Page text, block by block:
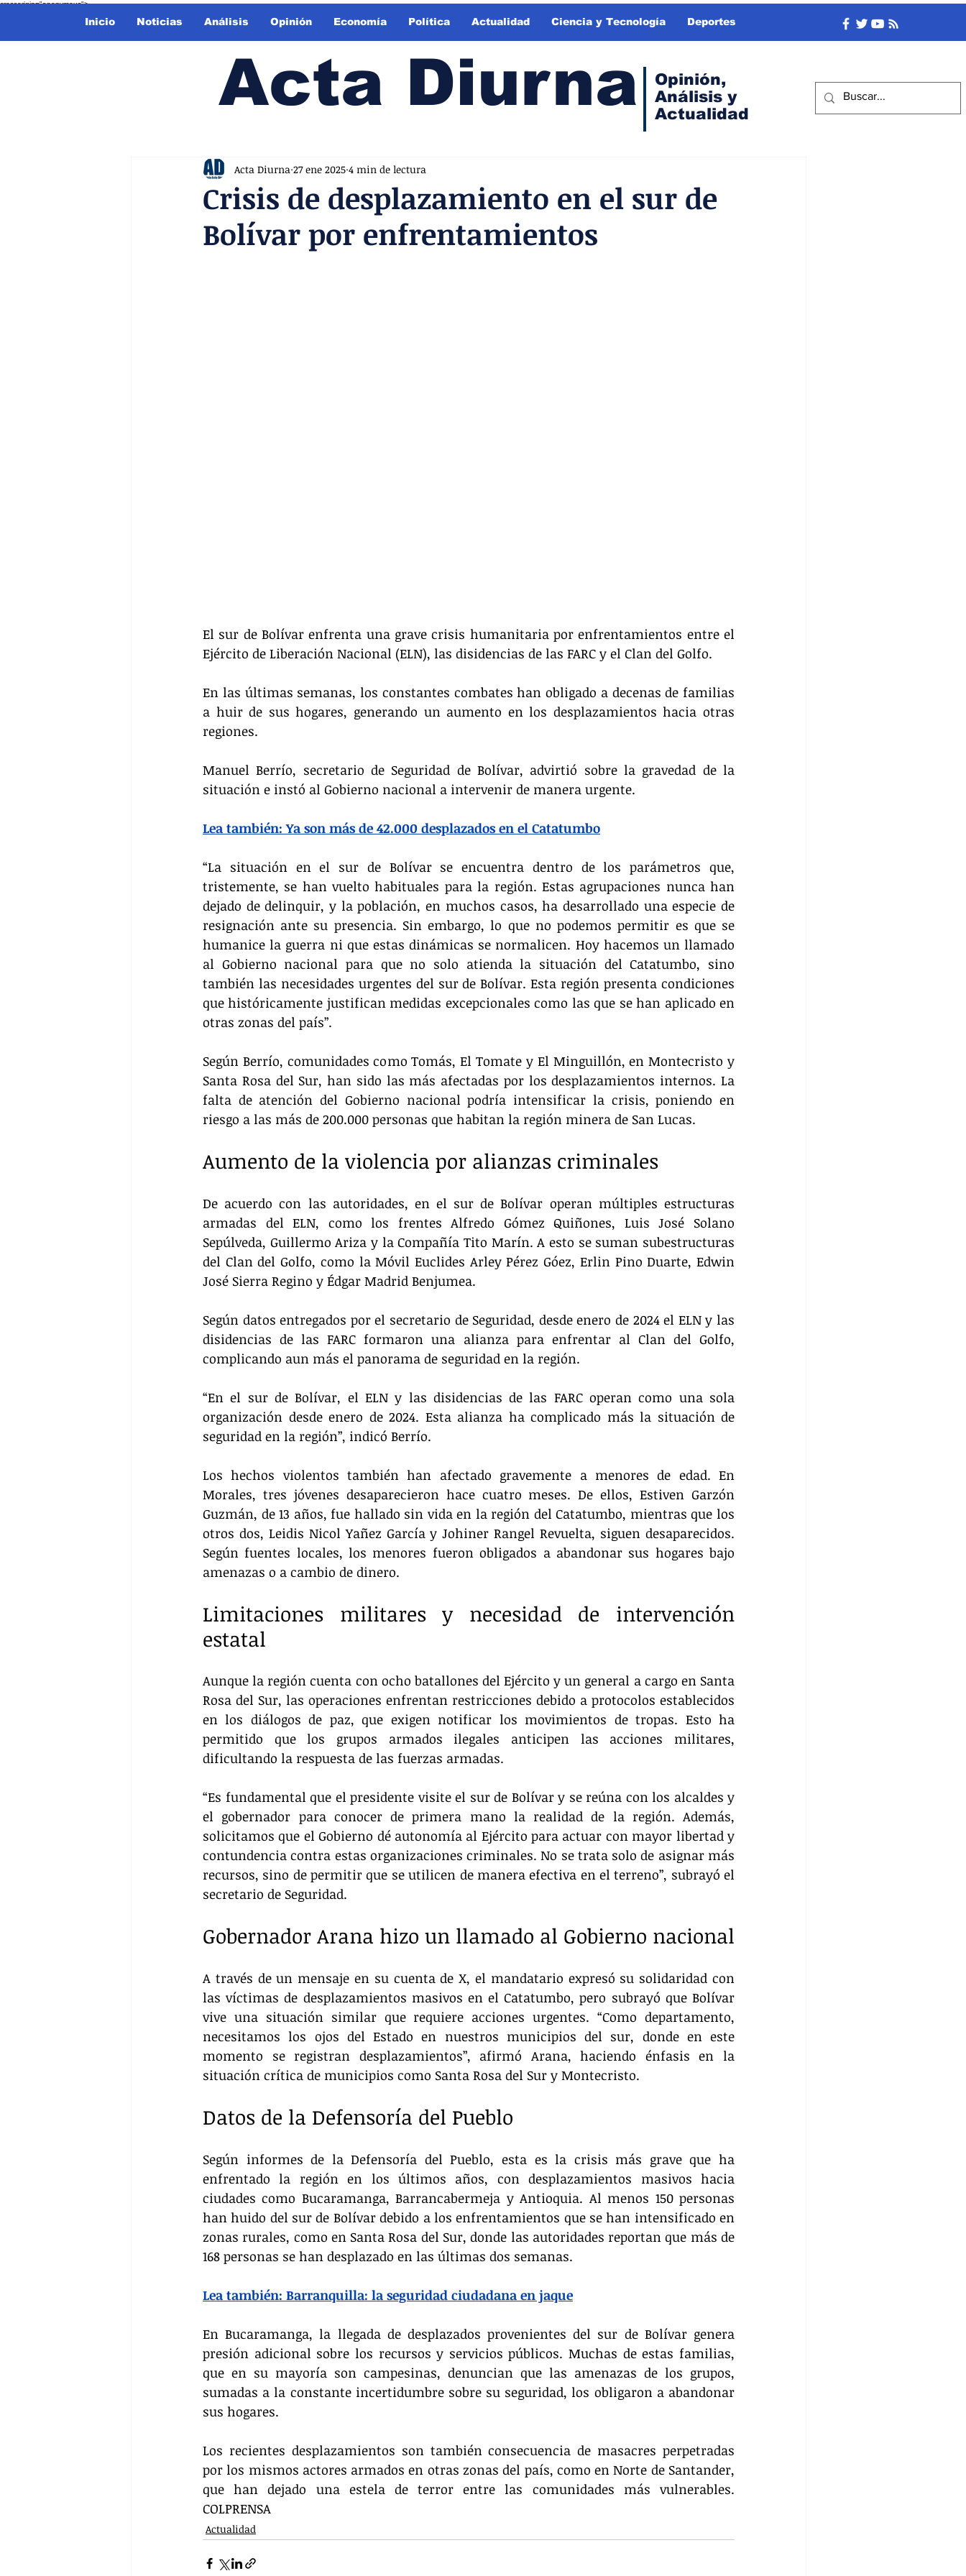
crossorigin="anonymous">
Inicio Noticias Análisis Opinión Economía Política Actualidad Ciencia y Tecnología Deportes
Acta Diurna
Opinión,
Análisis y
Actualidad
Crisis de desplazamiento en el sur de
Bolívar por enfrentamientos
Acta Diurna 27 ene 2025 4 min de lectura
El sur de Bolívar enfrenta una grave crisis humanitaria por enfrentamientos entre el
Ejército de Liberación Nacional (ELN), las disidencias de las FARC y el Clan del Golfo.
En las últimas semanas, los constantes combates han obligado a decenas de familias
a huir de sus hogares, generando un aumento en los desplazamientos hacia otras
regiones.
Manuel Berrío, secretario de Seguridad de Bolívar, advirtió sobre la gravedad de la
situación e instó al Gobierno nacional a intervenir de manera urgente.
Lea también: Ya son más de 42.000 desplazados en el Catatumbo
“La situación en el sur de Bolívar se encuentra dentro de los parámetros que,
tristemente, se han vuelto habituales para la región. Estas agrupaciones nunca han
dejado de delinquir, y la población, en muchos casos, ha desarrollado una especie de
resignación ante su presencia. Sin embargo, lo que no podemos permitir es que se
humanice la guerra ni que estas dinámicas se normalicen. Hoy hacemos un llamado
al Gobierno nacional para que no solo atienda la situación del Catatumbo, sino
también las necesidades urgentes del sur de Bolívar. Esta región presenta condiciones
que históricamente justifican medidas excepcionales como las que se han aplicado en
otras zonas del país”.
Según Berrío, comunidades como Tomás, El Tomate y El Minguillón, en Montecristo y
Santa Rosa del Sur, han sido las más afectadas por los desplazamientos internos. La
falta de atención del Gobierno nacional podría intensificar la crisis, poniendo en
riesgo a las más de 200.000 personas que habitan la región minera de San Lucas.
Aumento de la violencia por alianzas criminales
De acuerdo con las autoridades, en el sur de Bolívar operan múltiples estructuras
armadas del ELN, como los frentes Alfredo Gómez Quiñones, Luis José Solano
Sepúlveda, Guillermo Ariza y la Compañía Tito Marín. A esto se suman subestructuras
del Clan del Golfo, como la Móvil Euclides Arley Pérez Góez, Erlin Pino Duarte, Edwin
José Sierra Regino y Édgar Madrid Benjumea.
Según datos entregados por el secretario de Seguridad, desde enero de 2024 el ELN y las
disidencias de las FARC formaron una alianza para enfrentar al Clan del Golfo,
complicando aun más el panorama de seguridad en la región.
“En el sur de Bolívar, el ELN y las disidencias de las FARC operan como una sola
organización desde enero de 2024. Esta alianza ha complicado más la situación de
seguridad en la región”, indicó Berrío.
Los hechos violentos también han afectado gravemente a menores de edad. En
Morales, tres jóvenes desaparecieron hace cuatro meses. De ellos, Estiven Garzón
Guzmán, de 13 años, fue hallado sin vida en la región del Catatumbo, mientras que los
otros dos, Leidis Nicol Yañez García y Johiner Rangel Revuelta, siguen desaparecidos.
Según fuentes locales, los menores fueron obligados a abandonar sus hogares bajo
amenazas o a cambio de dinero.
Limitaciones militares y necesidad de intervención
estatal
Aunque la región cuenta con ocho batallones del Ejército y un general a cargo en Santa
Rosa del Sur, las operaciones enfrentan restricciones debido a protocolos establecidos
en los diálogos de paz, que exigen notificar los movimientos de tropas. Esto ha
permitido que los grupos armados ilegales anticipen las acciones militares,
dificultando la respuesta de las fuerzas armadas.
“Es fundamental que el presidente visite el sur de Bolívar y se reúna con los alcaldes y
el gobernador para conocer de primera mano la realidad de la región. Además,
solicitamos que el Gobierno dé autonomía al Ejército para actuar con mayor libertad y
contundencia contra estas organizaciones criminales. No se trata solo de asignar más
recursos, sino de permitir que se utilicen de manera efectiva en el terreno”, subrayó el
secretario de Seguridad.
Gobernador Arana hizo un llamado al Gobierno nacional
A través de un mensaje en su cuenta de X, el mandatario expresó su solidaridad con
las víctimas de desplazamientos masivos en el Catatumbo, pero subrayó que Bolívar
vive una situación similar que requiere acciones urgentes. “Como departamento,
necesitamos los ojos del Estado en nuestros municipios del sur, donde en este
momento se registran desplazamientos”, afirmó Arana, haciendo énfasis en la
situación crítica de municipios como Santa Rosa del Sur y Montecristo.
Datos de la Defensoría del Pueblo
Según informes de la Defensoría del Pueblo, esta es la crisis más grave que ha
enfrentado la región en los últimos años, con desplazamientos masivos hacia
ciudades como Bucaramanga, Barrancabermeja y Antioquia. Al menos 150 personas
han huido del sur de Bolívar debido a los enfrentamientos que se han intensificado en
zonas rurales, como en Santa Rosa del Sur, donde las autoridades reportan que más de
168 personas se han desplazado en las últimas dos semanas.
Lea también: Barranquilla: la seguridad ciudadana en jaque
En Bucaramanga, la llegada de desplazados provenientes del sur de Bolívar genera
presión adicional sobre los recursos y servicios públicos. Muchas de estas familias,
que en su mayoría son campesinas, denuncian que las amenazas de los grupos,
sumadas a la constante incertidumbre sobre su seguridad, los obligaron a abandonar
sus hogares.
Los recientes desplazamientos son también consecuencia de masacres perpetradas
por los mismos actores armados en otras zonas del país, como en Norte de Santander,
que han dejado una estela de terror entre las comunidades más vulnerables.
COLPRENSA
Actualidad